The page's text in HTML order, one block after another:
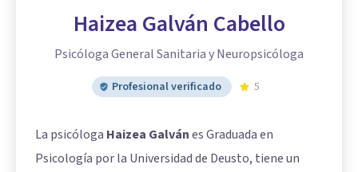
Haizea Galván Cabello
Psicóloga General Sanitaria y Neuropsicóloga
Profesional verificado 5
La psicóloga Haizea Galvánes Graduada en
Psicología por la Universidad de Deusto, tiene un